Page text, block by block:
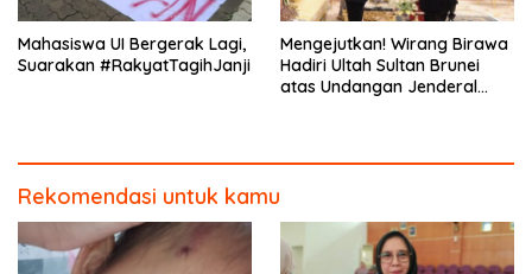
Mahasiswa UI Bergerak Lagi,
Suarakan #RakyatTagihJanji
Mengejutkan! Wirang Birawa
Hadiri Ultah Sultan Brunei
atas Undangan Jenderal
Rekomendasi untuk kamu